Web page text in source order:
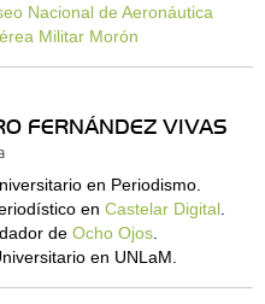
Nacional de Aeronáutica
Militar Morón
FERNÁNDEZ VIVAS
en Periodismo.
en Castelar Digital.
de Ocho Ojos.
en UNLaM.